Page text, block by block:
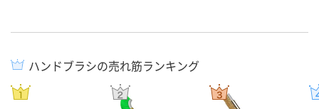
ハンドブラシの売れ筋ランキング